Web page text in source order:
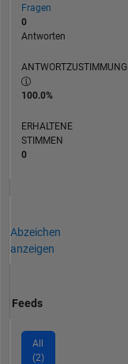
Fragen
0
Antworten
ANTWORTZUSTIMMUNG
100.0%
ERHALTENE
STIMMEN
0
Abzeichen
anzeigen
Feeds
All
(2)